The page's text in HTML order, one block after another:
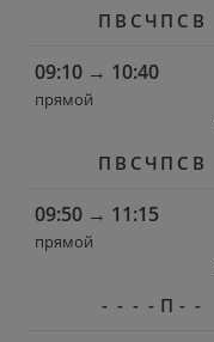
П В С Ч П С В
09:10 → 10:40
прямой
П В С Ч П С В
09:50 → 11:15
прямой
- - - - П - -